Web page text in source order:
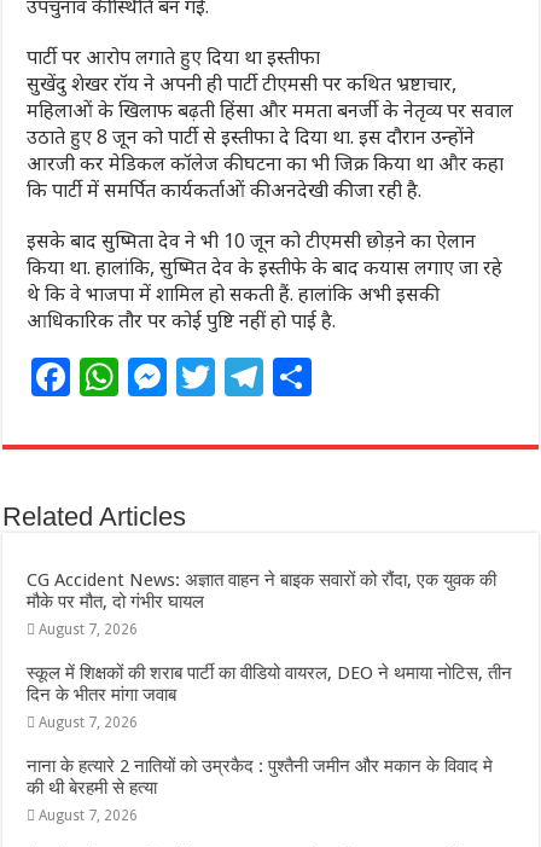
उपचुनाव की स्थिति बन गई.
पार्टी पर आरोप लगाते हुए दिया था इस्तीफा
सुखेंदु शेखर रॉय ने अपनी ही पार्टी टीएमसी पर कथित भ्रष्टाचार,
महिलाओं के खिलाफ बढ़ती हिंसा और ममता बनर्जी के नेतृव्य पर सवाल
उठाते हुए 8 जून को पार्टी से इस्तीफा दे दिया था. इस दौरान उन्होंने
आरजी कर मेडिकल कॉलेज की घटना का भी जिक्र किया था और कहा
कि पार्टी में समर्पित कार्यकर्ताओं की अनदेखी की जा रही है.
इसके बाद सुष्मिता देव ने भी 10 जून को टीएमसी छोड़ने का ऐलान
किया था. हालांकि, सुष्मित देव के इस्तीफे के बाद कयास लगाए जा रहे
थे कि वे भाजपा में शामिल हो सकती हैं. हालांकि अभी इसकी
आधिकारिक तौर पर कोई पुष्टि नहीं हो पाई है.
F
c
e
b
o
o
k
W
at
s
A
p
p
M
ss
n
g
e
T
itt
T
e
m
ar
Related Articles
CG Accident News: अज्ञात वाहन ने बाइक सवारों को रौंदा, एक युवक की
मौके पर मौत, दो गंभीर घायल
August 7, 2026
स्कूल में शिक्षकों की शराब पार्टी का वीडियो वायरल, DEO ने थमाया नोटिस, तीन
दिन के भीतर मांगा जवाब
August 7, 2026
नाना के हत्यारे 2 नातियों को उम्रकैद : पुश्तैनी जमीन और मकान के विवाद मे
की थी बेरहमी से हत्या
August 7, 2026